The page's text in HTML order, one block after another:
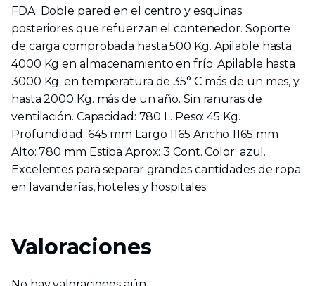
FDA. Doble pared en el centro y esquinas
posteriores que refuerzan el contenedor. Soporte
de carga comprobada hasta 500 Kg. Apilable hasta
4000 Kg en almacenamiento en frío. Apilable hasta
3000 Kg. en temperatura de 35° C más de un mes, y
hasta 2000 Kg. más de un año. Sin ranuras de
ventilación. Capacidad: 780 L. Peso: 45 Kg.
Profundidad: 645 mm Largo 1165 Ancho 1165 mm
Alto: 780 mm Estiba Aprox: 3 Cont. Color: azul.
Excelentes para separar grandes cantidades de ropa
en lavanderías, hoteles y hospitales.
Valoraciones